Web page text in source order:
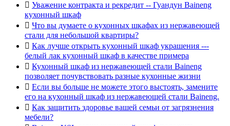
 Уважение контракта и рекредит -- Гуандун Baineng
кухонный шкаф
 Что вы думаете о кухонных шкафах из нержавеющей
стали для небольшой квартиры?
 Как лучше открыть кухонный шкаф украшения ---
белый лак кухонный шкаф в качестве примера
 Кухонный шкаф из нержавеющей стали Baineng
позволяет почувствовать разные кухонные жизни
 Если вы больше не можете этого выстоять, замените
его на кухонный шкаф из нержавеющей стали Baineng.
 Как защитить здоровье вашей семьи от загрязнения
мебели?